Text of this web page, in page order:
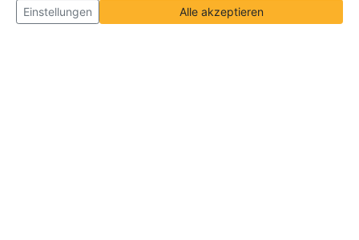
Einstellungen
Alle akzeptieren